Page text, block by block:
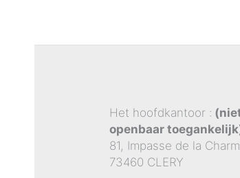
Het hoofdkantoor :
openbaar
81, Impasse de la
73460 CLERY